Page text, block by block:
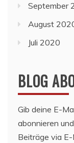
September
August
Juli 2020
BLOG
Gib deine E-
abonnieren
Beiträge via